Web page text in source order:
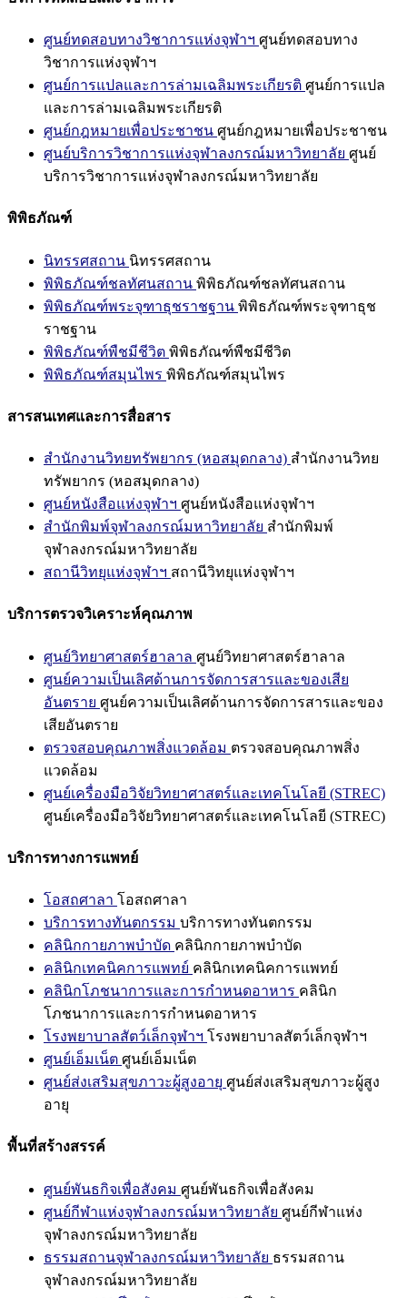
ศูนย์ทดสอบทางวิชาการแห่งจุฬาฯ ศูนย์ทดสอบทาง
วิชาการแห่งจุฬาฯ
ศูนย์การแปลและการล่ามเฉลิมพระเกียรติ ศูนย์การแปล
และการล่ามเฉลิมพระเกียรติ
ศูนย์กฎหมายเพื่อประชาชน ศูนย์กฎหมายเพื่อประชาชน
ศูนย์บริการวิชาการแห่งจุฬาลงกรณ์มหาวิทยาลัย ศูนย์
บริการวิชาการแห่งจุฬาลงกรณ์มหาวิทยาลัย
พิพิธภัณฑ์
นิทรรศสถาน นิทรรศสถาน
พิพิธภัณฑ์ชลทัศนสถาน พิพิธภัณฑ์ชลทัศนสถาน
พิพิธภัณฑ์พระจุฑาธุชราชฐาน พิพิธภัณฑ์พระจุฑาธุช
ราชฐาน
พิพิธภัณฑ์พืชมีชีวิต พิพิธภัณฑ์พืชมีชีวิต
พิพิธภัณฑ์สมุนไพร พิพิธภัณฑ์สมุนไพร
สารสนเทศและการสื่อสาร
สำนักงานวิทยทรัพยากร (หอสมุดกลาง) สำนักงานวิทย
ทรัพยากร (หอสมุดกลาง)
ศูนย์หนังสือแห่งจุฬาฯ ศูนย์หนังสือแห่งจุฬาฯ
สำนักพิมพ์จุฬาลงกรณ์มหาวิทยาลัย สำนักพิมพ์
จุฬาลงกรณ์มหาวิทยาลัย
สถานีวิทยุแห่งจุฬาฯ สถานีวิทยุแห่งจุฬาฯ
บริการตรวจวิเคราะห์คุณภาพ
ศูนย์วิทยาศาสตร์ฮาลาล ศูนย์วิทยาศาสตร์ฮาลาล
ศูนย์ความเป็นเลิศด้านการจัดการสารและของเสีย
อันตราย ศูนย์ความเป็นเลิศด้านการจัดการสารและของ
เสียอันตราย
ตรวจสอบคุณภาพสิ่งแวดล้อม ตรวจสอบคุณภาพสิ่ง
แวดล้อม
ศูนย์เครื่องมือวิจัยวิทยาศาสตร์และเทคโนโลยี (STREC)
ศูนย์เครื่องมือวิจัยวิทยาศาสตร์และเทคโนโลยี (STREC)
บริการทางการแพทย์
โอสถศาลา โอสถศาลา
บริการทางทันตกรรม บริการทางทันตกรรม
คลินิกกายภาพบำบัด คลินิกกายภาพบำบัด
คลินิกเทคนิคการแพทย์ คลินิกเทคนิคการแพทย์
คลินิกโภชนาการและการกำหนดอาหาร คลินิก
โภชนาการและการกำหนดอาหาร
โรงพยาบาลสัตว์เล็กจุฬาฯ โรงพยาบาลสัตว์เล็กจุฬาฯ
ศูนย์เอ็มเน็ต ศูนย์เอ็มเน็ต
ศูนย์ส่งเสริมสุขภาวะผู้สูงอายุ ศูนย์ส่งเสริมสุขภาวะผู้สูง
อายุ
พื้นที่สร้างสรรค์
ศูนย์พันธกิจเพื่อสังคม ศูนย์พันธกิจเพื่อสังคม
ศูนย์กีฬาแห่งจุฬาลงกรณ์มหาวิทยาลัย ศูนย์กีฬาแห่ง
จุฬาลงกรณ์มหาวิทยาลัย
ธรรมสถานจุฬาลงกรณ์มหาวิทยาลัย ธรรมสถาน
จุฬาลงกรณ์มหาวิทยาลัย